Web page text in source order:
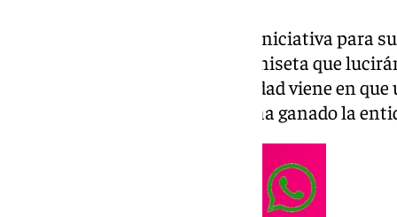
El Sevilla FC ha empezado una iniciativa para
para que elijan el modelo de camiseta que
su máximo rival. La particularidad viene en que
camisetas, luce los títulos que ha ganado la